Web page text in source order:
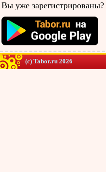
Вы уже зарегистрированы?
(c) Tabor.ru 2026